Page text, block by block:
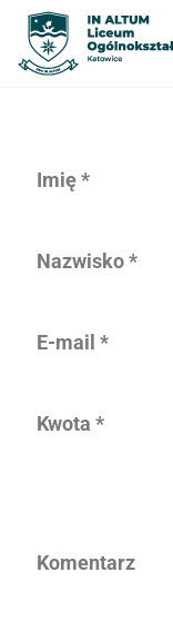
Imię*
Nazwisko*
E-mail *
Kwota *
Komentarz